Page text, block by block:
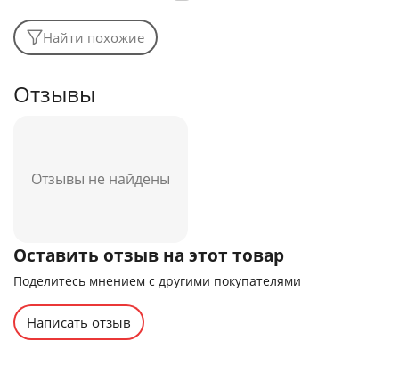
Найти похожие
Отзывы
Отзывы не найдены
Оставить отзыв на этот товар
Поделитесь мнением с другими покупателями
Написать отзыв